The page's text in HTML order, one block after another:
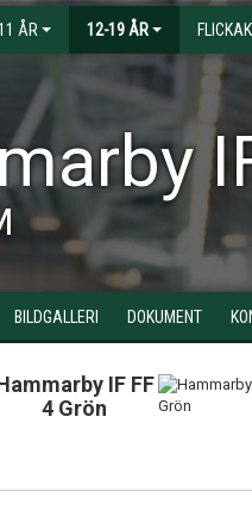
ÅR 12-19 ÅR
BILDGALLERI DOKUMENT
IF FF
4 Grön